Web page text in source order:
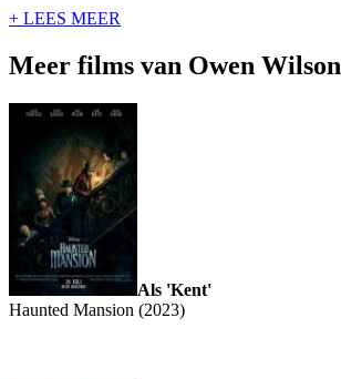
+ LEES MEER
Meer films van Owen Wilson
Als 'Kent'
Haunted Mansion (2023)